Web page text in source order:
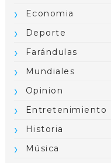
Economia
Deporte
Farándulas
Mundiales
Opinion
Entretenimiento
Historia
Música